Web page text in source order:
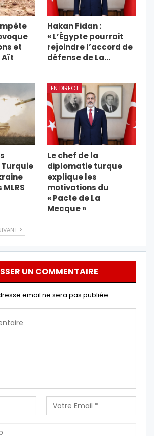
et
Aït
Hakan Fidan :
« L’Égypte pourrait
rejoindre l’accord de
défense de La…
EN DIRECT
Le chef de la
diplomatie turque
explique les
motivations du
« Pacte de La
Mecque »
UN COMMENTAIRE
email ne sera pas publiée.